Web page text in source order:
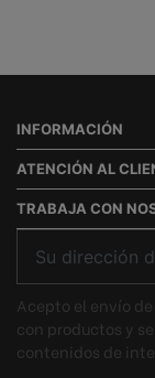
INFORMACIÓN
ATENCIÓN AL
TRABAJA CON
Acepto el envío
con productos y
contenidos de